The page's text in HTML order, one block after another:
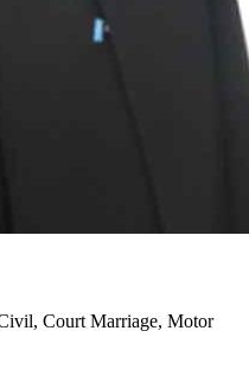
Court Marriage, Motor